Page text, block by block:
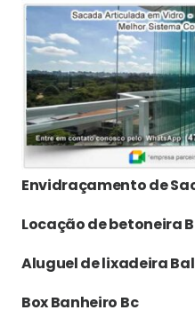
Envidraçamento de
Locação de betoneira
Aluguel de lixadeira
Box Banheiro Bc